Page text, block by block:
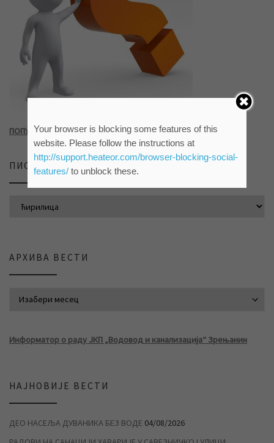
ПОПУНИТЕ УПИТНИК КЛИКОМ НА СЛИКУ ИЛИ ОВАЈ ЛИНК
ПИСМО САЈТА
АРХИВА ВЕСТИ
Информатор о раду ЈКП „Водовод и канализација“ Зрењанин
НАЈНОВИЈЕ ВЕСТИ
ДЕО НАСЕЉА ДУВАНИКА БЕЗ ВОДЕ 04/08/2026
Your browser is blocking some features of this
website. Please follow the instructions at
http://support.heateor.com/browser-blocking-social-
features/to unblock these.